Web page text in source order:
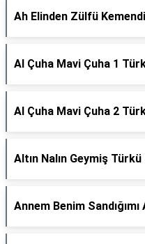
Ah Elinden Zülfü
Al Çuha Mavi Çuha 1
Al Çuha Mavi Çuha 2
Altın Nalın Geymiş
Annem Benim